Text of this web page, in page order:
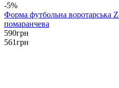
-5%
Форма футбольна воротарська
помаранчева
590грн
561грн